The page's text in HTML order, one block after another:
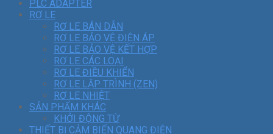
PLC ADAPTER
RƠ LE
RƠ LE BÁN DẪN
RƠ LE BẢO VỆ ĐIỆN ÁP
RƠ LE BẢO VỆ KẾT HỢP
RƠ LE CÁC LOẠI
RƠ LE ĐIỀU KHIỂN
RƠ LE LẬP TRÌNH (ZEN)
RƠ LE NHIỆT
SẢN PHẨM KHÁC
KHỞI ĐỘNG TỪ
THIẾT BỊ CẢM BIẾN QUANG ĐIỆN